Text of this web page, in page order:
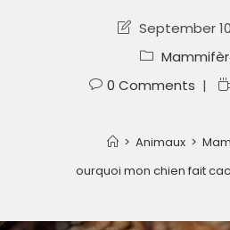
September
0 Comments
> Animaux >
Pourquoi mon chien fait